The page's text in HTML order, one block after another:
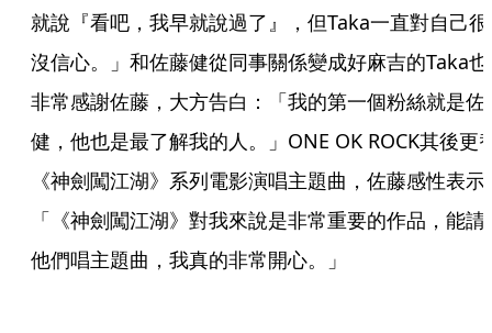
就說『看吧，我早就說過了』，但Taka一直對自己很
沒信心。」和佐藤健從同事關係變成好麻吉的Taka也
非常感謝佐藤，大方告白：「我的第一個粉絲就是佐
健，他也是最了解我的人。」ONE OK ROCK其後更
《神劍闖江湖》系列電影演唱主題曲，佐藤感性表示
「《神劍闖江湖》對我來說是非常重要的作品，能請
他們唱主題曲，我真的非常開心。」